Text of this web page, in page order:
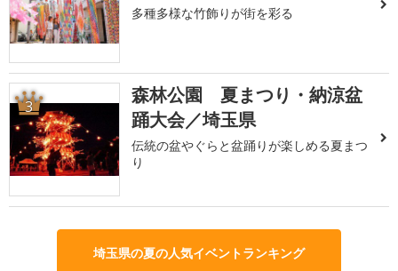
多種多様な竹飾りが街を彩る
3
森林公園 夏まつり・納涼盆
踊大会／埼玉県
伝統の盆やぐらと盆踊りが楽しめる夏まつ
り
埼玉県の夏の人気イベントランキング